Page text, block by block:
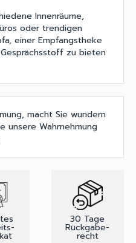
Innenräume,
oder trendigen
einer Empfangstheke
zu bieten
macht Sie wundern
unsere Wahrnehmung
30 Tage
Rückgabe-
recht